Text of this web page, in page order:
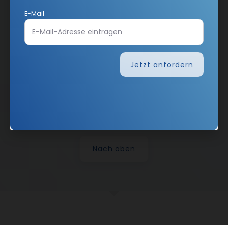
Abo online kündigen
Nach oben
E-Mail
Jetzt anfordern